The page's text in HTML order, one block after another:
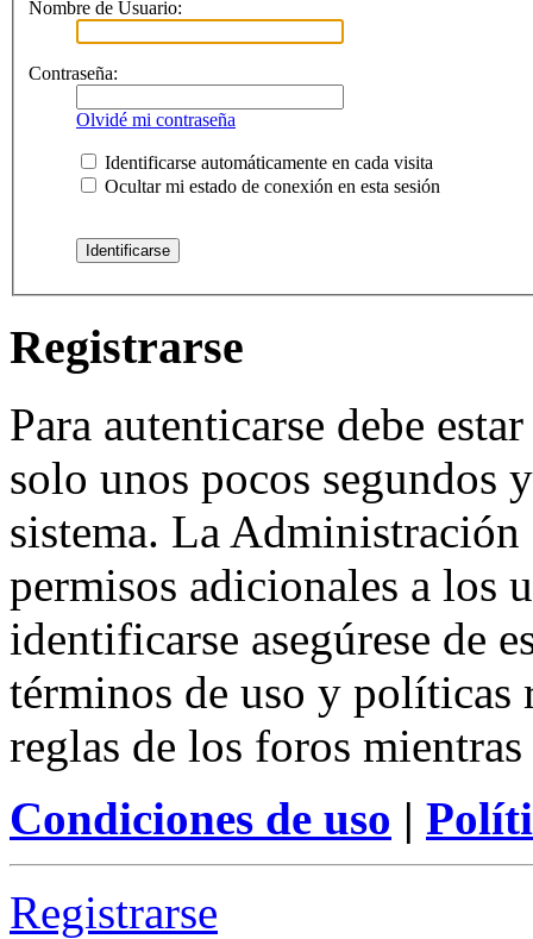
Nombre de Usuario:
Contraseña:
Olvidé mi contraseña
Identificarse automáticamente en cada visita
Ocultar mi estado de conexión en esta sesión
Registrarse
Para autenticarse debe
solo unos pocos segundos
sistema. La
permisos adicionales a los
identificarse asegúrese de
términos de uso y políticas
reglas de los foros
Condiciones de uso |
Registrarse